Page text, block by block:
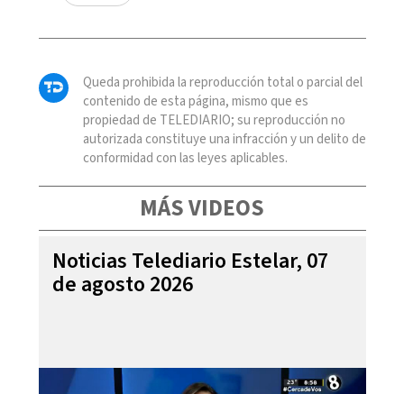
Queda prohibida la reproducción total o parcial del
contenido de esta página, mismo que es
propiedad de TELEDIARIO; su reproducción no
autorizada constituye una infracción y un delito de
conformidad con las leyes aplicables.
MÁS VIDEOS
Noticias Telediario Estelar, 07
de agosto 2026